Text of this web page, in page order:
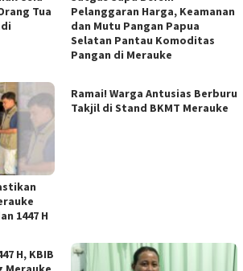
Tua
Pelanggaran Harga, Keamanan
dan Mutu Pangan Papua
Selatan Pantau Komoditas
Pangan di Merauke
1447 H
Ramai! Warga Antusias Berburu
Takjil di Stand BKMT Merauke
H, KBIB